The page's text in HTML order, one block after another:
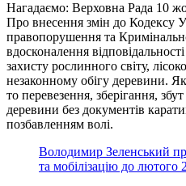
Нагадаємо: Верховна Рада 10
Про внесення змін до Кодексу
правопорушення та
вдосконалення
захисту рослинного світу,
незаконному обігу деревини.
то перевезення, зберігання,
деревини без документів
позбавленням волі.
Володимир Зеленський
та мобілізацію до лютого